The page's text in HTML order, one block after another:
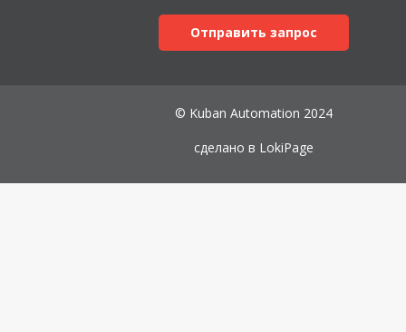
Отправить запрос
© Kuban Automation 2024
сделано в LokiPage